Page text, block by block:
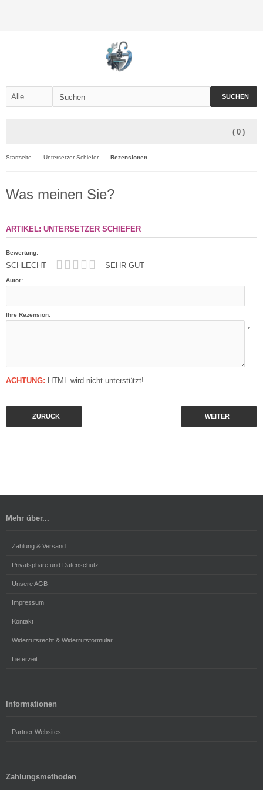
SUCHEN
( 0 )
Startseite Untersetzer Schiefer Rezensionen
Was meinen Sie?
ARTIKEL: UNTERSETZER SCHIEFER
Bewertung:
SCHLECHT SEHR GUT
Autor:
Ihre Rezension:
*
ACHTUNG: HTML wird nicht unterstützt!
ZURÜCK WEITER
Mehr über...
Zahlung & Versand
Privatsphäre und Datenschutz
Unsere AGB
Impressum
Kontakt
Widerrufsrecht & Widerrufsformular
Lieferzeit
Informationen
Partner Websites
Zahlungsmethoden